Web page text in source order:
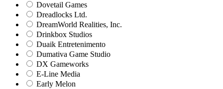
Dovetail Games
Dreadlocks Ltd.
DreamWorld Realities, Inc.
Drinkbox Studios
Duaik Entretenimento
Dumativa Game Studio
DX Gameworks
E-Line Media
Early Melon